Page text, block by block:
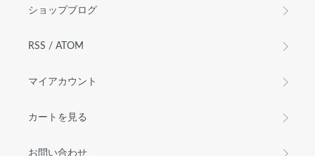
ショップブログ
RSS / ATOM
マイアカウント
カートを見る
お問い合わせ